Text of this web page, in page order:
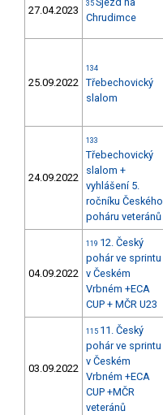
27.04.2023
35
Chrudimce
25.09.2022
134
Třebechovický
slalom
24.09.2022
133
Třebechovický
slalom +
vyhlášení 5.
ročníku Českého
poháru veteránů
04.09.2022
119 12. Český
pohár ve sprintu
v Českém
Vrbném +ECA
CUP + MČR U23
03.09.2022
115 11. Český
pohár ve sprintu
v Českém
Vrbném +ECA
CUP +MČR
veteránů